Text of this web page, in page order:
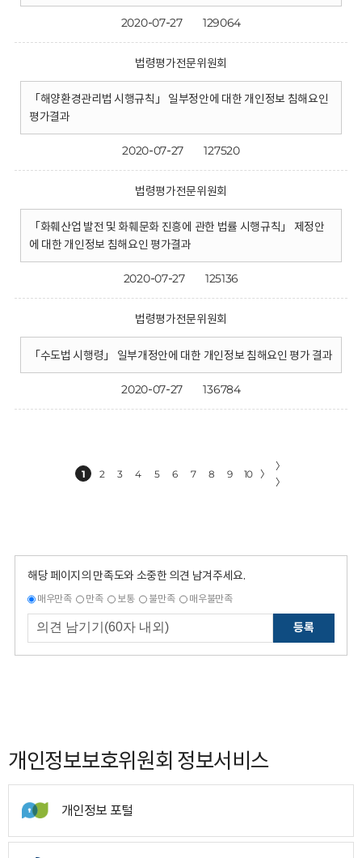
2020-07-27 129064
법령평가전문위원회
「해양환경관리법 시행규칙」 일부정안에 대한 개인정보 침해요인
평가결과
2020-07-27 127520
법령평가전문위원회
「화훼산업 발전 및 화훼문화 진흥에 관한 법률 시행규칙」 제정안
에 대한 개인정보 침해요인 평가결과
2020-07-27 125136
법령평가전문위원회
「수도법 시행령」 일부개정안에 대한 개인정보 침해요인 평가 결과
2020-07-27 136784
1 2 3 4 5 6 7 8 9 10 〉
〉
〉
해당 페이지의 만족도와 소중한 의견 남겨주세요.
매우만족 만족 보통 불만족 매우불만족
등록
개인정보보호위원회 정보서비스
개인정보 포털